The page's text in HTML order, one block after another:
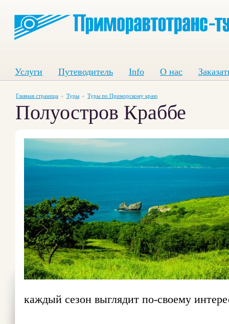
Услуги Путеводитель Info О нас
Главная страница Туры Туры по Приморскому краю
Полуостров Краббе
каждый сезон выглядит по-своему